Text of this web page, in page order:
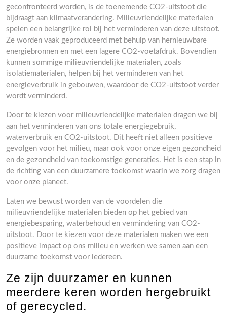
geconfronteerd worden, is de toenemende CO2-uitstoot die
bijdraagt aan klimaatverandering. Milieuvriendelijke materialen
spelen een belangrijke rol bij het verminderen van deze uitstoot.
Ze worden vaak geproduceerd met behulp van hernieuwbare
energiebronnen en met een lagere CO2-voetafdruk. Bovendien
kunnen sommige milieuvriendelijke materialen, zoals
isolatiematerialen, helpen bij het verminderen van het
energieverbruik in gebouwen, waardoor de CO2-uitstoot verder
wordt verminderd.
Door te kiezen voor milieuvriendelijke materialen dragen we bij
aan het verminderen van ons totale energiegebruik,
waterverbruik en CO2-uitstoot. Dit heeft niet alleen positieve
gevolgen voor het milieu, maar ook voor onze eigen gezondheid
en de gezondheid van toekomstige generaties. Het is een stap in
de richting van een duurzamere toekomst waarin we zorg dragen
voor onze planeet.
Laten we bewust worden van de voordelen die
milieuvriendelijke materialen bieden op het gebied van
energiebesparing, waterbehoud en vermindering van CO2-
uitstoot. Door te kiezen voor deze materialen maken we een
positieve impact op ons milieu en werken we samen aan een
duurzame toekomst voor iedereen.
Ze zijn duurzamer en kunnen
meerdere keren worden hergebruikt
of gerecycled.